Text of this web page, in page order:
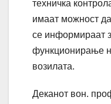
техничка
имаат можност
се информираат
функционирање
возилата.
Деканот вон.